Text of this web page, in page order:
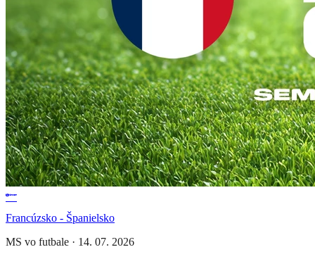
Francúzsko - Španielsko
MS vo futbale · 14. 07. 2026